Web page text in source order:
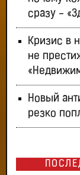
сразу -
Кризис в
не
Новый
резко